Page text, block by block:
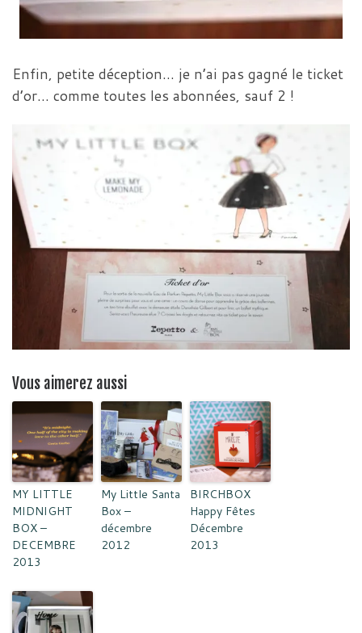
Enfin, petite déception… je n’ai pas gagné le ticket
d’or… comme toutes les abonnées, sauf 2 !
Vous aimerez aussi
MY LITTLE
MIDNIGHT
BOX –
DECEMBRE
2013
My Little Santa
Box –
décembre
2012
BIRCHBOX
Happy Fêtes
Décembre
2013